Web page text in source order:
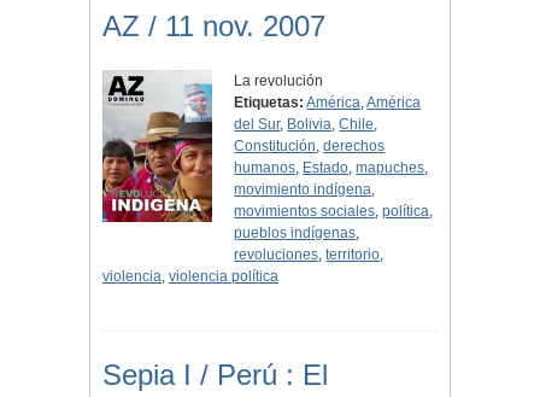
AZ / 11 nov. 2007
La revolución
Etiquetas: América,América
del Sur, Bolivia,Chile,
Constitución,derechos
humanos, Estado,mapuches,
movimiento indígena,
movimientos sociales,política,
pueblos indígenas,
revoluciones,territorio,
violencia, violencia política
Sepia I / Perú : El